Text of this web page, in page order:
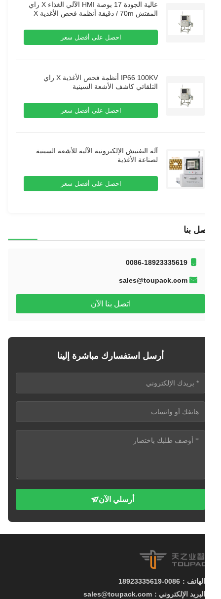
عالية الجودة 17 بوصة HMI الآلي الغذاء X راي
المفتش 70m / دقيقة أنظمة فحص الأغذية X
احصل على أفضل سعر
IP66 100KV أنظمة فحص الأغذية X راي
التلقائي كاشف الأشعة السينية
احصل على أفضل سعر
آلة التفتيش الإلكترونية الآلية للأشعة السينية
لصناعة الأغذية
احصل على أفضل سعر
بنا
0086-18923335619
sales@toupack.com
اتصل بنا الآن
أرسل استفسارك مباشرة إلينا
أرسلي الآن
الهاتف：0086-18923335619
البريد الإلكتروني：sales@toupack.com